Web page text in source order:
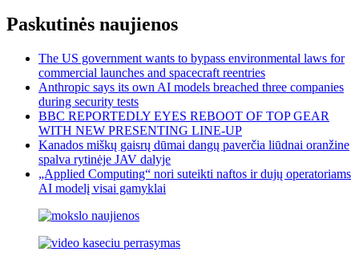
Paskutinės naujienos
The US government wants to bypass environmental laws for
commercial launches and spacecraft reentries
Anthropic says its own AI models breached three companies
during security tests
BBC REPORTEDLY EYES REBOOT OF TOP GEAR
WITH NEW PRESENTING LINE-UP
Kanados miškų gaisrų dūmai dangų paverčia liūdnai oranžine
spalva rytinėje JAV dalyje
„Applied Computing“ nori suteikti naftos ir dujų operatoriams
AI modelį visai gamyklai